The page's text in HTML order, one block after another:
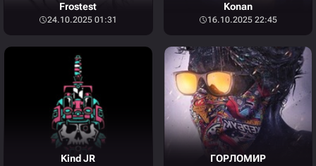
Frostest
24.10.2025 01:31
Konan
16.10.2025 22:45
Kind JR ГОРЛОМИР